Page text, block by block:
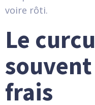
voire rôti.
Le
frais